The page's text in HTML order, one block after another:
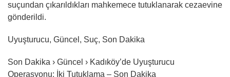
suçundan çıkarıldıkları mahkemece tutuklanarak cezaevine
gönderildi.
Uyuşturucu, Güncel, Suç, Son Dakika
Son Dakika › Güncel › Kadıköy’de Uyuşturucu
Operasyonu: İki Tutuklama – Son Dakika